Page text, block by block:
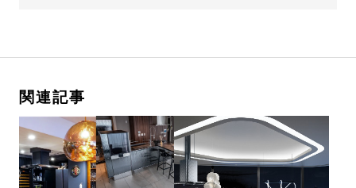
関連記事